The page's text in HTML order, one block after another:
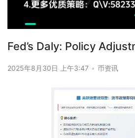
Fed’s Daly: Policy
2025年8月30日 上午3:47 • 币资讯